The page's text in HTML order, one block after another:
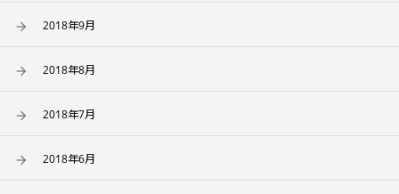
2018年9月
2018年8月
2018年7月
2018年6月